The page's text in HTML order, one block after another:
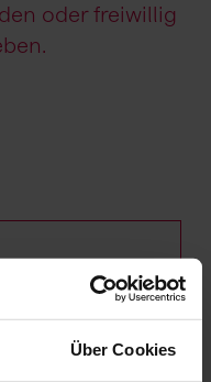
Über Cookies
oder freiwillig